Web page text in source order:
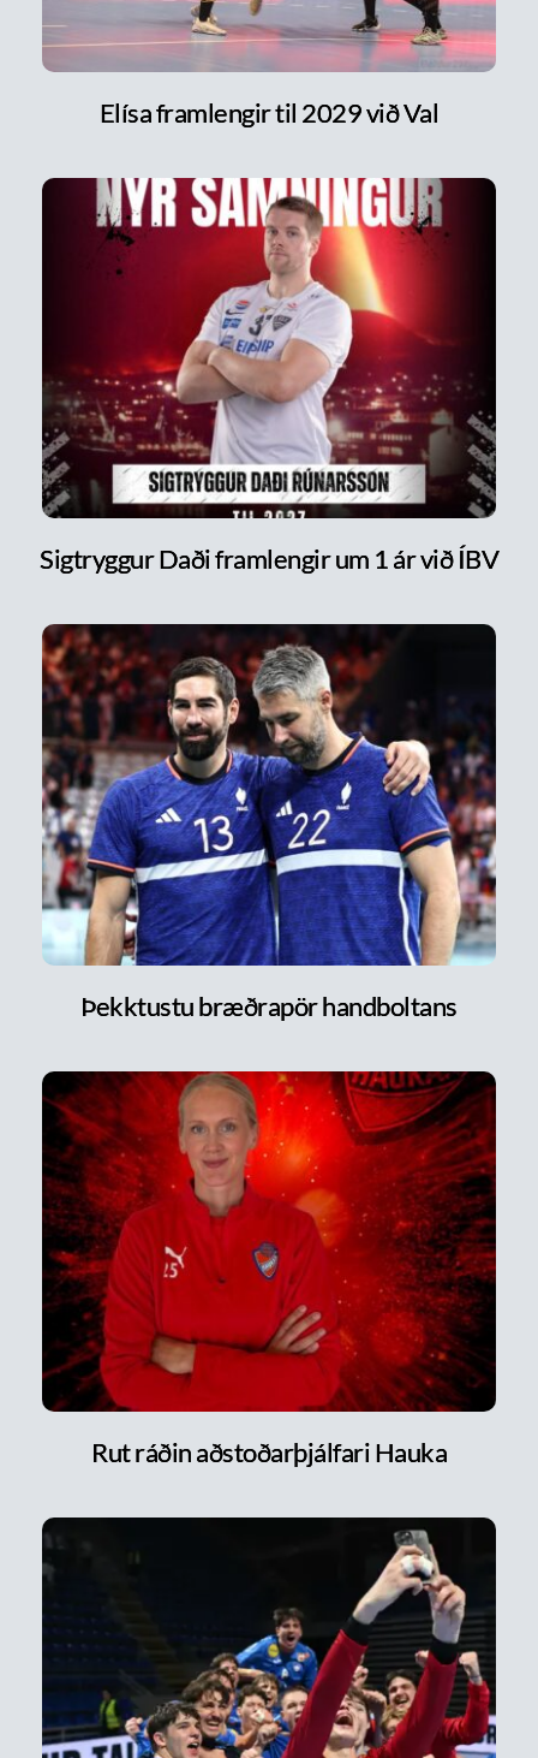
Elísa framlengir til 2029 við Val
Sigtryggur Daði framlengir um 1 ár við ÍBV
Þekktustu bræðrapör handboltans
Rut ráðin aðstoðarþjálfari Hauka